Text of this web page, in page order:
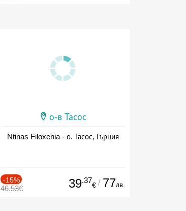
о-в Тасос
Ntinas Filoxenia - о. Тасос, Гърция
-15%
46.53€ 39.37
€ / 77лв.